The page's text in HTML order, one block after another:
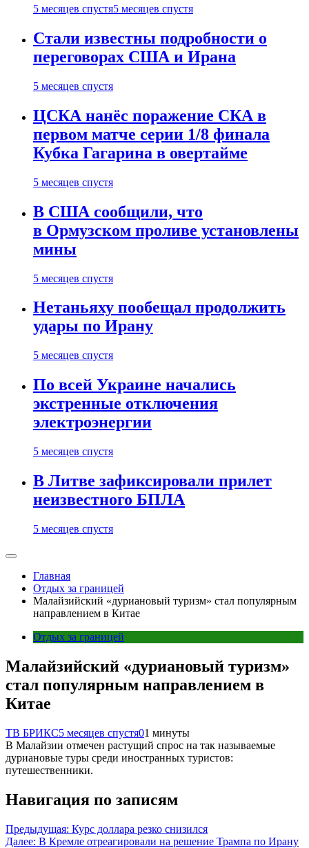
5 месяцев спустя5 месяцев спустя
Стали известны подробности о
переговорах США и Ирана
5 месяцев спустя
ЦСКА нанёс поражение СКА в
первом матче серии 1/8 финала
Кубка Гагарина в овертайме
5 месяцев спустя
В США сообщили, что
в Ормузском проливе установлены
мины
5 месяцев спустя
Нетаньяху пообещал продолжить
удары по Ирану
5 месяцев спустя
По всей Украине начались
экстренные отключения
электроэнергии
5 месяцев спустя
В Литве зафиксировали прилет
неизвестного БПЛА
5 месяцев спустя
Главная
Отдых за границей
Малайзийский «дуриановый туризм» стал популярным
направлением в Китае
Отдых за границей
Малайзийский «дуриановый туризм»
стал популярным направлением в
Китае
ТВ БРИКС5 месяцев спустя01 минуты
В Малайзии отмечен растущий спрос на так называемые
дуриановые туры среди иностранных туристов:
путешественники.
Навигация по записям
Предыдущая: Курс доллара резко снизился
Далее: В Кремле отреагировали на решение Трампа по Ирану